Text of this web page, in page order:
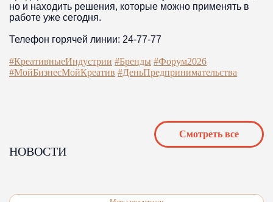
но и находить решения, которые можно применять в
работе уже сегодня.
Телефон горячей линии: 24-77-77
#КреативныеИндустрии #Бренды #Форум2026
#МойБизнесМойКреатив #ДеньПредпринимательства
НОВОСТИ
Cмотреть все